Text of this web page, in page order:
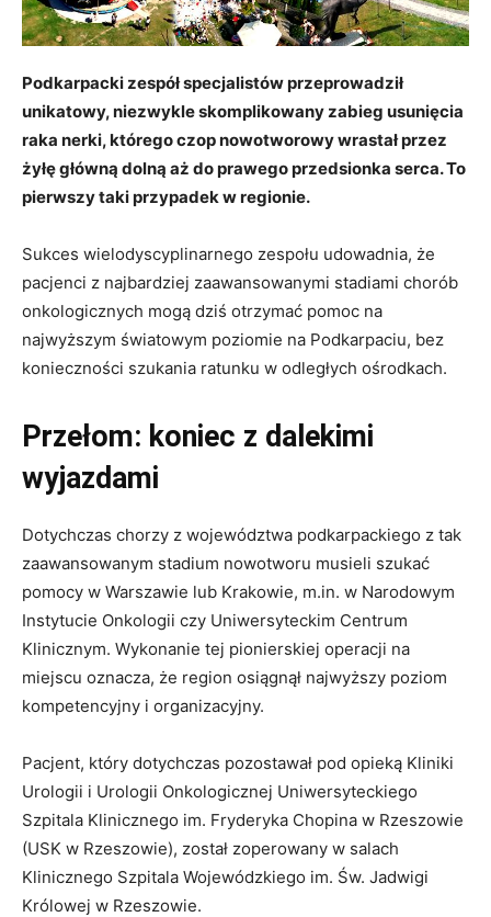
Podkarpacki zespół specjalistów przeprowadził
unikatowy, niezwykle skomplikowany zabieg usunięcia
raka nerki, którego czop nowotworowy wrastał przez
żyłę główną dolną aż do prawego przedsionka serca. To
pierwszy taki przypadek w regionie.
Sukces wielodyscyplinarnego zespołu udowadnia, że
pacjenci z najbardziej zaawansowanymi stadiami chorób
onkologicznych mogą dziś otrzymać pomoc na
najwyższym światowym poziomie na Podkarpaciu, bez
konieczności szukania ratunku w odległych ośrodkach.
Przełom: koniec z dalekimi
wyjazdami
Dotychczas chorzy z województwa podkarpackiego z tak
zaawansowanym stadium nowotworu musieli szukać
pomocy w Warszawie lub Krakowie, m.in. w Narodowym
Instytucie Onkologii czy Uniwersyteckim Centrum
Klinicznym. Wykonanie tej pionierskiej operacji na
miejscu oznacza, że region osiągnął najwyższy poziom
kompetencyjny i organizacyjny.
Pacjent, który dotychczas pozostawał pod opieką Kliniki
Urologii i Urologii Onkologicznej Uniwersyteckiego
Szpitala Klinicznego im. Fryderyka Chopina w Rzeszowie
(USK w Rzeszowie), został zoperowany w salach
Klinicznego Szpitala Wojewódzkiego im. Św. Jadwigi
Królowej w Rzeszowie.